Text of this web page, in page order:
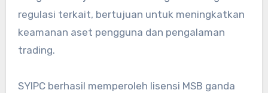
regulasi terkait, bertujuan untuk meningkatkan
keamanan aset pengguna dan pengalaman
trading.
SYIPC berhasil memperoleh lisensi MSB ganda